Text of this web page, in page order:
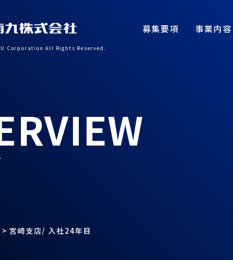
Corporation All Rights Reserved.
募集要項 事業内容
> 宮崎支店/ 入社24年目